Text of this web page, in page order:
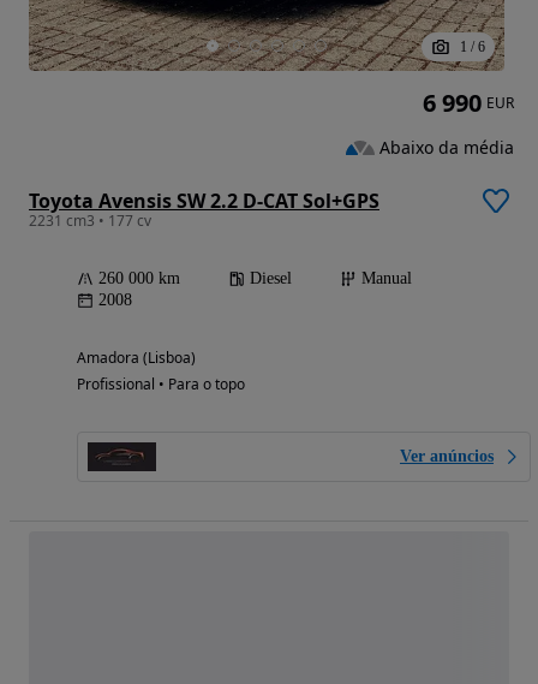
1 / 6
Toyota Avensis SW 2.2 D-CAT Sol+GPS
2231 cm3 • 177 cv
260 000 km Diesel
Manual
2008
Amadora (Lisboa)
Profissional • Para o topo
Ver anúncios
6 990 EUR
Abaixo da média